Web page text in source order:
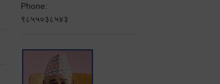
Phone:
९८५५०३८५४३